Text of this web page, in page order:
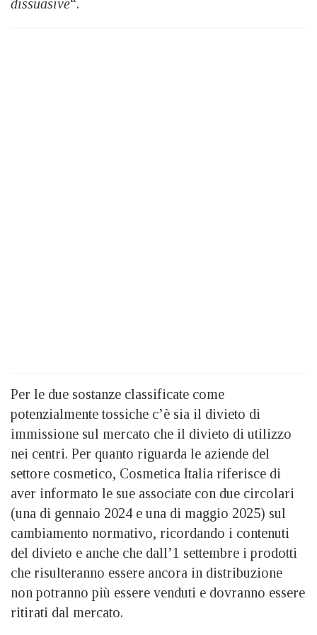
dissuasive“.
Per le due sostanze classificate come
potenzialmente tossiche c’è sia il divieto di
immissione sul mercato che il divieto di utilizzo
nei centri. Per quanto riguarda le aziende del
settore cosmetico, Cosmetica Italia riferisce di
aver informato le sue associate con due circolari
(una di gennaio 2024 e una di maggio 2025) sul
cambiamento normativo, ricordando i contenuti
del divieto e anche che dall’1 settembre i prodotti
che risulteranno essere ancora in distribuzione
non potranno più essere venduti e dovranno essere
ritirati dal mercato.